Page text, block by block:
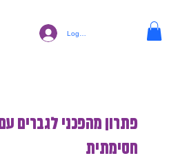
Log In
פתרון מהפכני לגברים
חסימתית